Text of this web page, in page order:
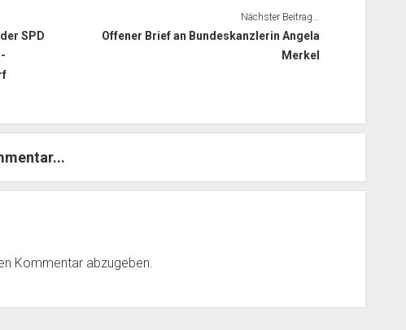
SPD
Nächster Beitrag...
Offener Brief an Bundeskanzlerin Angela
Merkel
Kommentar abzugeben.